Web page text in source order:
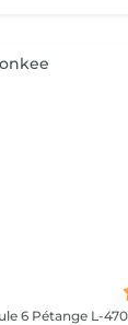
6 Pétange L-